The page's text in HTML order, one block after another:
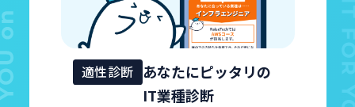
適性診断 あなたにピッタリの
IT業種診断